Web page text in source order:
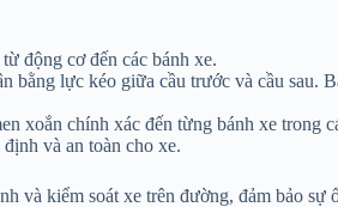
động cơ đến các bánh xe.
lực kéo giữa cầu trước và cầu sau.
xoắn chính xác đến từng bánh xe trong
và an toàn cho xe.
và kiểm soát xe trên đường, đảm bảo